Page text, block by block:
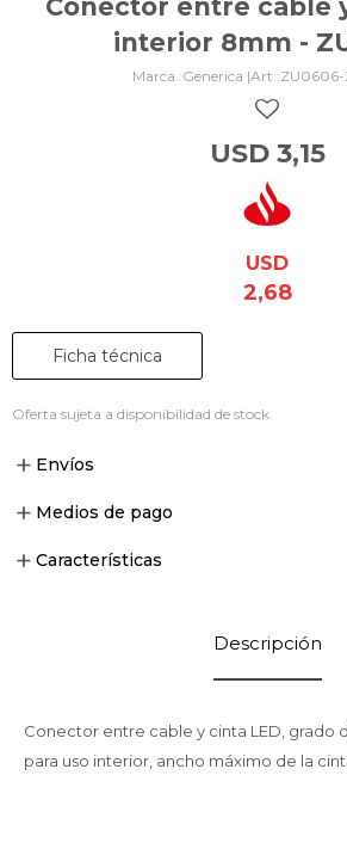
Conector entre cable
interior 8mm -
Generica |
USD 3,15
USD
2,68
Ficha técnica
Oferta sujeta a disponibilidad de stock.
Envíos
Medios de pago
Características
Descripción
Conector entre cable y cinta LED, grado
para uso interior, ancho máximo de la